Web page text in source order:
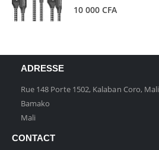
5.00out of 5
10 000 CFA
ADRESSE
Rue 148 Porte 1502, Kalaban Coro, Mali
Bamako
Mali
CONTACT